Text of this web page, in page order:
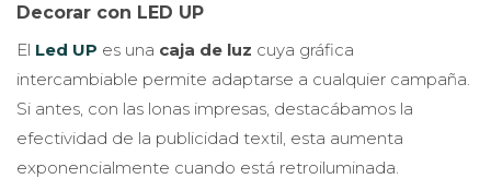
Decorar con LED UP
El Led UP es una caja de luz cuya gráfica
intercambiable permite adaptarse a cualquier campaña.
Si antes, con las lonas impresas, destacábamos la
efectividad de la publicidad textil, esta aumenta
exponencialmente cuando está retroiluminada.